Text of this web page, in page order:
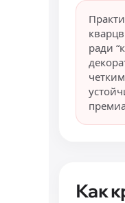
ради
Как